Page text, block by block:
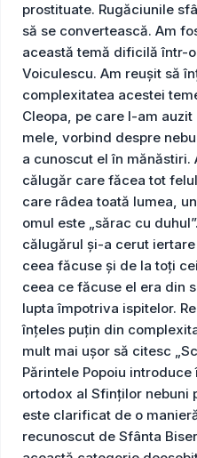
prostituate. Rugăciunile
să se convertească. Am
această temă dificilă într-
Voiculescu. Am reușit să
complexitatea acestei
Cleopa, pe care l-am
mele, vorbind despre
a cunoscut el în
călugăr care făcea tot
care râdea toată lumea,
omul este „sărac cu
călugărul și-a cerut
ceea făcuse și de la toți
ceea ce făcuse el era din
lupta împotriva ispitelor.
înțeles puțin din
mult mai ușor să citesc
Părintele Popoiu
ortodox al Sfinților nebuni
este clarificat de o
recunoscut de Sfânta